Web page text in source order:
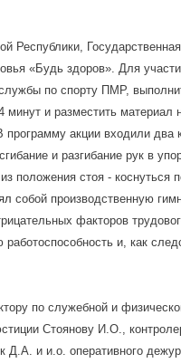
Республики,
«Будь здоров». Для
по спорту ПМР,
и разместить материал
акции входили два
и разгибание рук в
положения стоя - коснуться
собой производственную
факторов
и, как
по служебной и
Стоянову И.О.,
и и.о. оперативного